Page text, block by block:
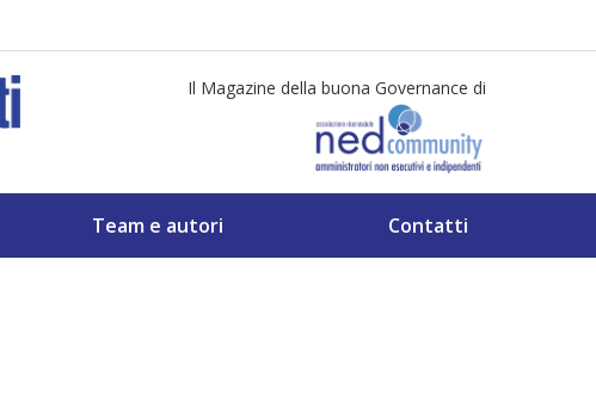
Il Magazine della buona Governance di
Team e autori Contatti